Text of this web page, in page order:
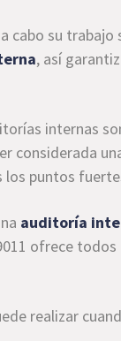
cabo su
, así
internas
considerada
puntos
auditoría
ofrece
realizar